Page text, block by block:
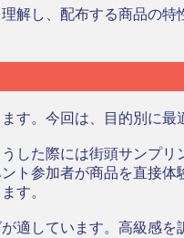
解し、配布する商品の
。今回は、目的別に最
した際には街頭サンプ
ト参加者が商品を直接
す。
適しています。高級感